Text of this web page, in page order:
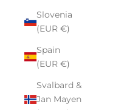
Slovenia
(EUR €)
Spain
(EUR €)
Svalbard &
Jan Mayen